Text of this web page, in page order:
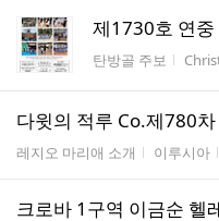
페
메
뉴
글
트
제1730호 연
게시판명
탄방골 주보 작성
다윗의 적루 Co.제780
게시판명
레지오 마리애 소개 작성자
이루시아
크로바 1구역 이금순 헬